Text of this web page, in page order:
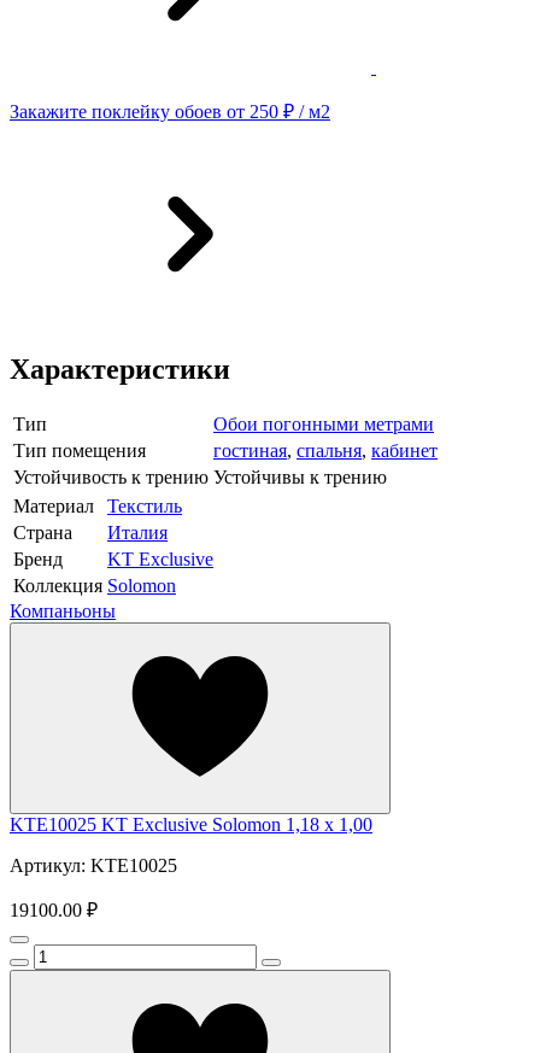
Закажите поклейку обоев от 250 ₽ / м2
Характеристики
Тип
Обои погонными метрами
Тип помещения
гостиная, спальня, кабинет
Устойчивость к трению Устойчивы к трению
Материал
Текстиль
Страна
Италия
Бренд
KT Exclusive
Коллекция Solomon
Компаньоны
KTE10025 KT Exclusive Solomon 1,18 x 1,00
Артикул: KTE10025
19100.00 ₽